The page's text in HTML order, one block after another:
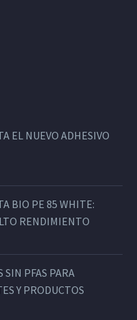
EL NUEVO ADHESIVO
BIO PE 85 WHITE:
RENDIMIENTO
SIN PFAS PARA
Y PRODUCTOS